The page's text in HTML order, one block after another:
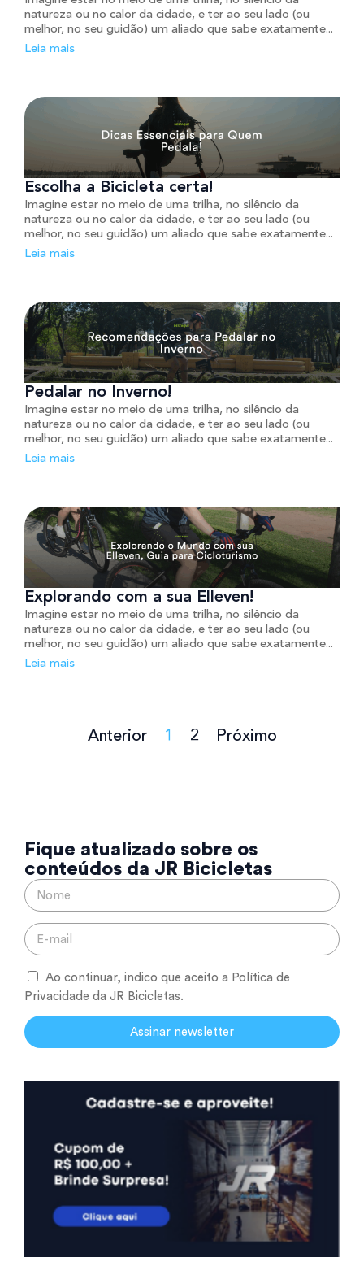
natureza ou no calor da cidade, e ter ao seu lado (ou
melhor, no seu guidão) um aliado que sabe exatamente...
Leia mais
Escolha a Bicicleta certa!
Imagine estar no meio de uma trilha, no silêncio da
natureza ou no calor da cidade, e ter ao seu lado (ou
melhor, no seu guidão) um aliado que sabe exatamente...
Leia mais
Pedalar no Inverno!
Imagine estar no meio de uma trilha, no silêncio da
natureza ou no calor da cidade, e ter ao seu lado (ou
melhor, no seu guidão) um aliado que sabe exatamente...
Leia mais
Explorando com a sua Elleven!
Imagine estar no meio de uma trilha, no silêncio da
natureza ou no calor da cidade, e ter ao seu lado (ou
melhor, no seu guidão) um aliado que sabe exatamente...
Leia mais
Anterior 1 2 Próximo
Fique atualizado sobre os
conteúdos da JR Bicicletas
Ao continuar, indico que aceito a Política de
Privacidade da JR Bicicletas.
Assinar newsletter